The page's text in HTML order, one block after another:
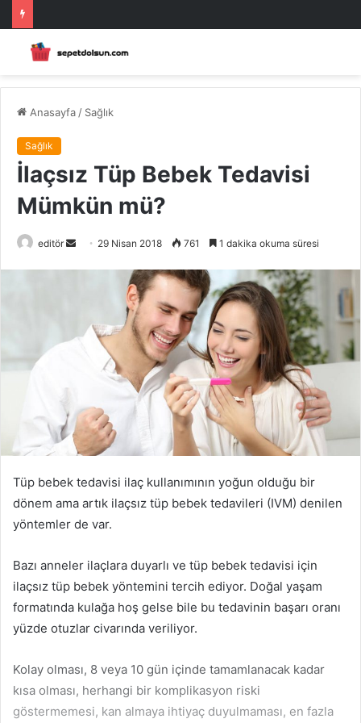
Anasayfa / Sağlık
Sağlık
İlaçsız Tüp Bebek Tedavisi
Mümkün mü?
editör
Bir
29 Nisan 2018 761 1 dakika okuma süresi
Tüp bebek tedavisi ilaç kullanımının yoğun olduğu bir
dönem ama artık ilaçsız tüp bebek tedavileri (IVM) denilen
yöntemler de var.
Bazı anneler ilaçlara duyarlı ve tüp bebek tedavisi için
ilaçsız tüp bebek yöntemini tercih ediyor. Doğal yaşam
formatında kulağa hoş gelse bile bu tedavinin başarı oranı
yüzde otuzlar civarında veriliyor.
Kolay olması, 8 veya 10 gün içinde tamamlanacak kadar
kısa olması, herhangi bir komplikasyon riski
göstermemesi, kan almaya ihtiyaç duyulmaması, en fazla